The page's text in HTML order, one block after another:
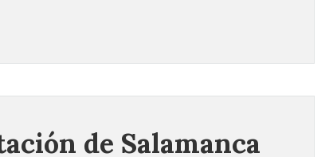
de Salamanca